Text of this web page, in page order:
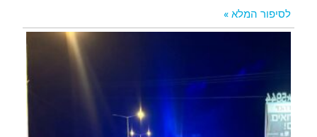
לסיפור המלא »